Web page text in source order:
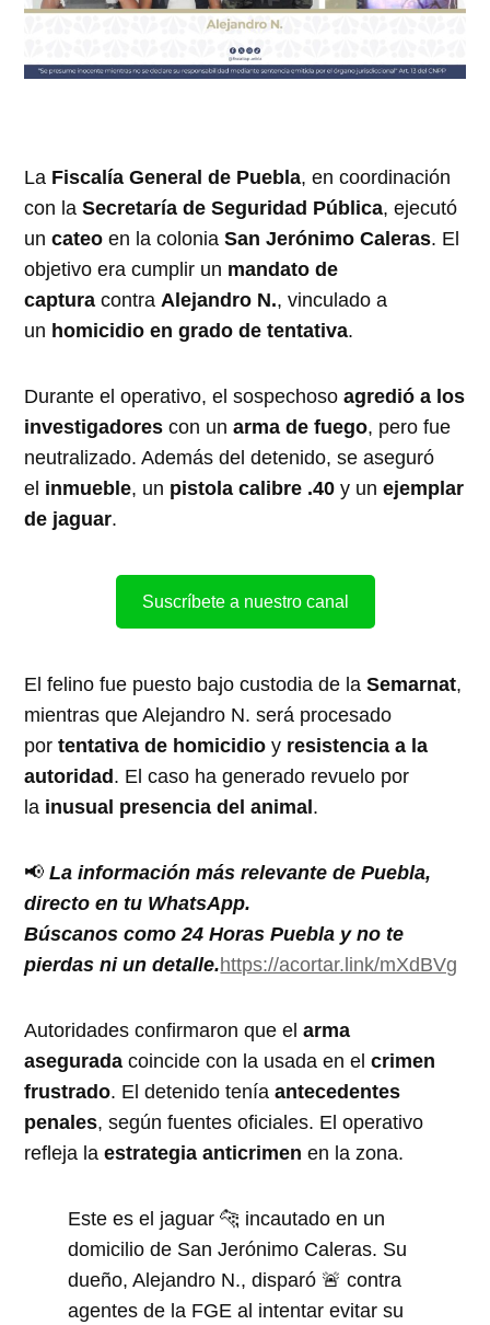
La Fiscalía General de Puebla, en coordinación
con laSecretaría de Seguridad Pública, ejecutó
uncateo en la coloniaSan Jerónimo Caleras. El
objetivo era cumplir un mandato de
captura contra Alejandro N., vinculado a
un homicidio en grado de tentativa.
Durante el operativo, el sospechosoagredió a los
investigadores con unarma de fuego, pero fue
neutralizado. Además del detenido, se aseguró
el inmueble, un pistola calibre .40 y unejemplar
de jaguar.
Suscríbete a nuestro canal
El felino fue puesto bajo custodia de laSemarnat,
mientras que Alejandro N. será procesado
portentativa de homicidio y resistencia a la
autoridad. El caso ha generado revuelo por
la inusual presencia del animal.
📢La información más relevante de Puebla,
directo en tu WhatsApp.
Búscanos como 24 Horas Puebla y no te
pierdas ni un detalle.https://acortar.link/mXdBVg
Autoridades confirmaron que elarma
asegurada coincide con la usada en elcrimen
frustrado. El detenido teníaantecedentes
penales, según fuentes oficiales. El operativo
refleja laestrategia anticrimen en la zona.
Este es el jaguar 🐆 incautado en un
domicilio de San Jerónimo Caleras. Su
dueño, Alejandro N., disparó 🚨 contra
agentes de la FGE al intentar evitar su